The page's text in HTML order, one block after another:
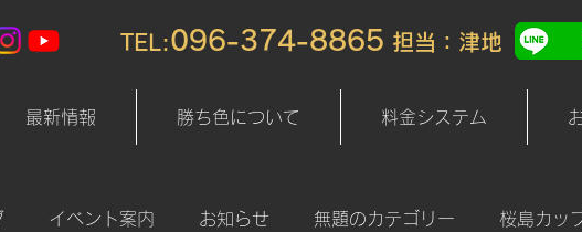
TEL:096-374-8865 ​ 担当：津地
最新情報 勝ち色について 料金システム
イベント案内 お知らせ 無題のカテゴリー 桜島カッ